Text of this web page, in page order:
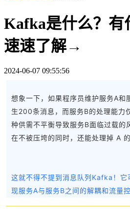
Kafka是什么？有
速速了解→
2024-06-07 09:55:56
想象一下，如果程序员维护服务A和
生200条消息，而服务B的处理能力
种供需不平衡导致服务B面临过载的
在不被压垮的同时，还能处理掉 A 的
这就不得不提到消息队列Kafka！它
现服务A与服务B之间的解耦和流量